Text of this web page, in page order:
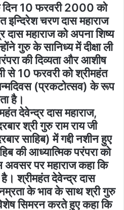
10 फरवरी 2000 को
इन्दिरेश चरण दास महाराज
महाराज को अपना शिष्य
गुरु के सानिध्य में दीक्षा ली
की दिव्यता और आशीष
से 10 फरवरी को श्रीमहंत
(प्रकटोत्सव) के रूप
है।
देवेन्द्र दास महाराज,
श्री गुरु राम राय जी
साहिब) में गद्दी नशीन हुए
की आध्यात्मिक परंपरा को
अवसर पर महाराज कहा कि
है। श्रीमहंत देवेन्द्र दास
के भाव के साथ श्री गुरु
सिमरन करते हुए कहा कि